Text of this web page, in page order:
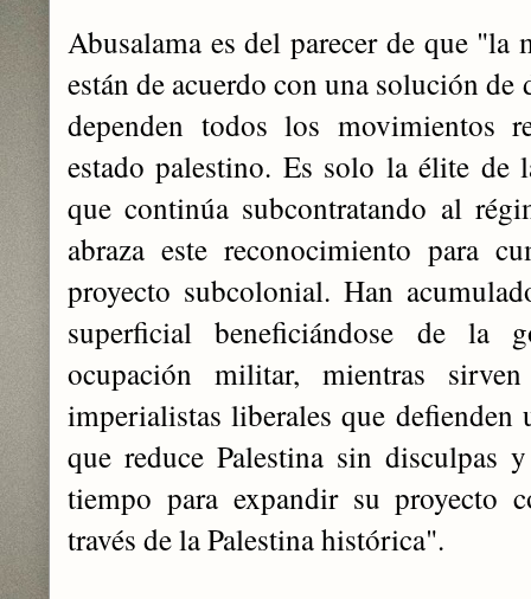
Abusalama es del parecer de que
están de acuerdo con una solución de
dependen todos los movimientos
estado palestino. Es solo la élite de
que continúa subcontratando al
abraza este reconocimiento para
proyecto subcolonial. Han
superficial beneficiándose de la
ocupación militar, mientras
imperialistas liberales que defienden
que reduce Palestina sin disculpas
tiempo para expandir su proyecto
través de la Palestina histórica".